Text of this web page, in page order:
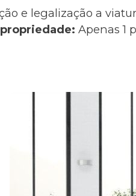
e legalização a
Apenas 1